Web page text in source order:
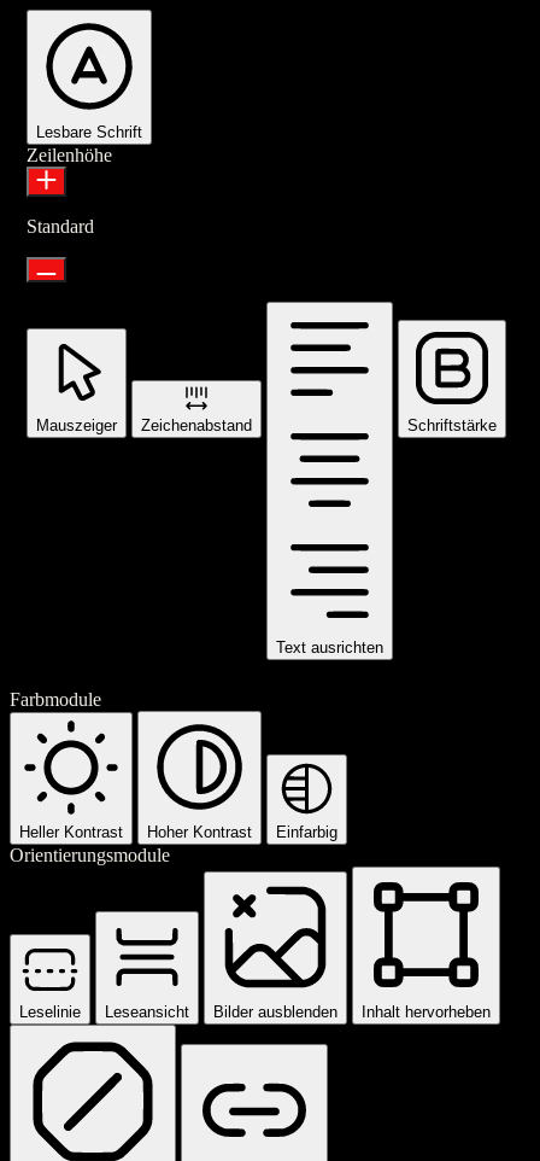
Lesbare Schrift
Zeilenhöhe
Standard
Mauszeiger Zeichenabstand
Text ausrichten
Schriftstärke
Farbmodule
Heller Kontrast Hoher Kontrast Einfarbig
Orientierungsmodule
Leselinie Leseansicht Bilder ausblenden Inhalt hervorheben